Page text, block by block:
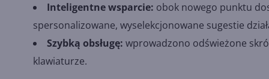
Inteligentne wsparcie: obok nowego punktu
spersonalizowane, wyselekcjonowane sugestie
Szybką obsługę: wprowadzono odświeżone
klawiaturze.